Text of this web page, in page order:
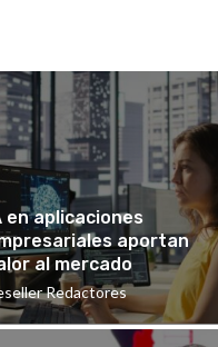
en aplicaciones
aportan
al mercado
Redactores